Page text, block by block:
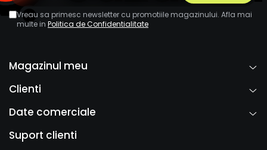
Vreau sa primesc newsletter cu promotiile magazinului. Afla mai
multe in Politica de Confidentialitate
Magazinul meu
Clienti
Date comerciale
Suport clienti